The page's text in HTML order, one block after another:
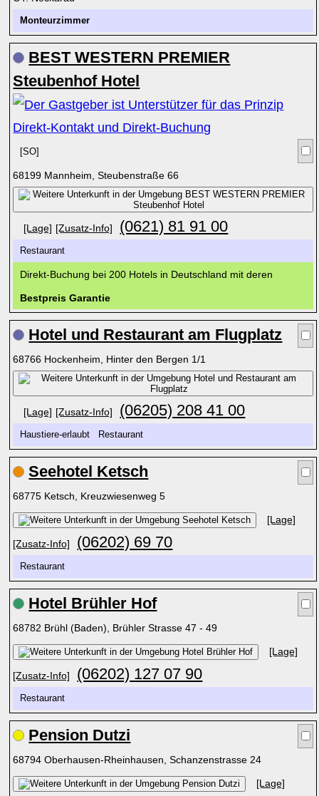
Monteurzimmer
BEST WESTERN PREMIER
Steubenhof Hotel
[SO]
68199 Mannheim, Steubenstraße 66
[Lage] [Zusatz-Info] (0621) 81 91 00
Restaurant
Direkt-Buchung bei 200 Hotels in Deutschland mit deren
Bestpreis Garantie
Hotel und Restaurant am Flugplatz
68766 Hockenheim, Hinter den Bergen 1/1
[Lage] [Zusatz-Info] (06205) 208 41 00
Haustiere-erlaubt Restaurant
Seehotel Ketsch
68775 Ketsch, Kreuzwiesenweg 5
[Lage]
[Zusatz-Info] (06202) 69 70
Restaurant
Hotel Brühler Hof
68782 Brühl (Baden), Brühler Strasse 47 - 49
[Lage]
[Zusatz-Info] (06202) 127 07 90
Restaurant
Pension Dutzi
68794 Oberhausen-Rheinhausen, Schanzenstrasse 24
[Lage]